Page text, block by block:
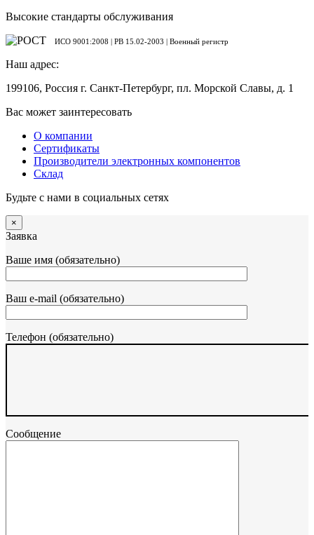
Высокие стандарты обслуживания
ИСО 9001:2008 | PB 15.02-2003 | Военный регистр
Наш адрес:
199106, Россия г. Санкт-Петербург, пл. Морской Славы, д. 1
Вас может заинтересовать
О компании
Сертификаты
Производители электронных компонентов
Склад
Будьте с нами в социальных сетях
×
Заявка
Ваше имя (обязательно)
Ваш e-mail (обязательно)
Телефон (обязательно)
Сообщение